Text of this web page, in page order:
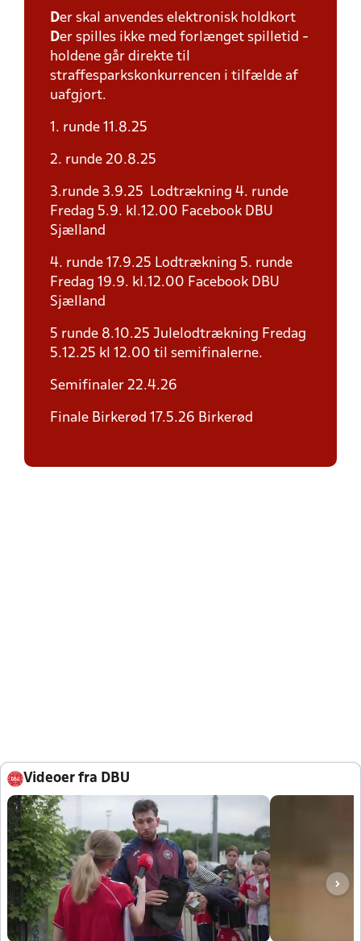
Der skal anvendes elektronisk holdkort
Der spilles ikke med forlænget spilletid -
holdene går direkte til
straffesparkskonkurrencen i tilfælde af
uafgjort.
1. runde 11.8.25
2. runde 20.8.25
3.runde 3.9.25 Lodtrækning 4. runde
Fredag 5.9. kl.12.00 Facebook DBU
Sjælland
4. runde 17.9.25 Lodtrækning 5. runde
Fredag 19.9. kl.12.00 Facebook DBU
Sjælland
5 runde 8.10.25 Julelodtrækning Fredag
5.12.25 kl 12.00 til semifinalerne.
Semifinaler 22.4.26
Finale Birkerød 17.5.26 Birkerød
Videoer fra DBU